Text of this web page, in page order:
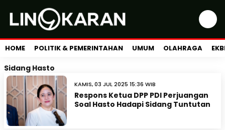
HOME POLITIK & PEMERINTAHAN UMUM OLAHRAGA
Sidang Hasto
KAMIS, 03 JUL 2025 15:36 WIB
Respons Ketua DPP PDI Perjuangan
Soal Hasto Hadapi Sidang Tuntutan